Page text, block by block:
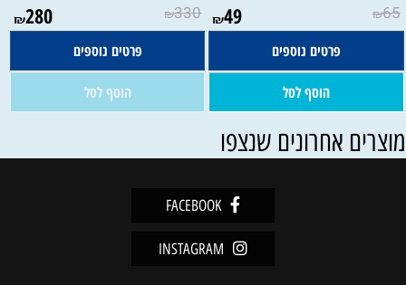
₪65
₪49
פרטים נוספים
הוסף לסל
₪330
₪280
פרטים נוספים
הוסף לסל
אחרונים שנצפו
FACEBOOK
INSTAGRAM